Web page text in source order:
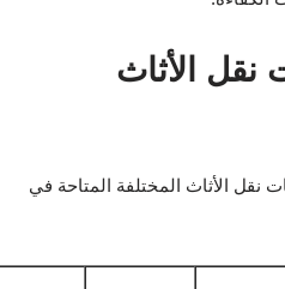
نقل الأثاث
نقل الأثاث المختلفة المتاحة في